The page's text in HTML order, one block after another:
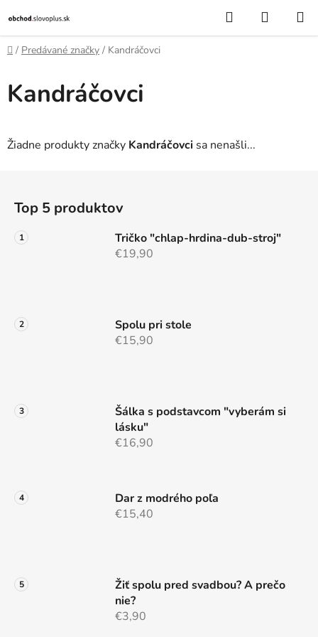
na
obsah
Hľadať
KOŠÍK
Domov
/ Predávané značky / Kandráčovci
Kandráčovci
Žiadne produkty značky Kandráčovci sa nenašli...
Top 5 produktov
Tričko "chlap-hrdina-dub-stroj"
€19,90
Spolu pri stole
€15,90
Šálka s podstavcom "vyberám si
lásku"
€16,90
Dar z modrého poľa
€15,40
Žiť spolu pred svadbou? A prečo
nie?
€3,90